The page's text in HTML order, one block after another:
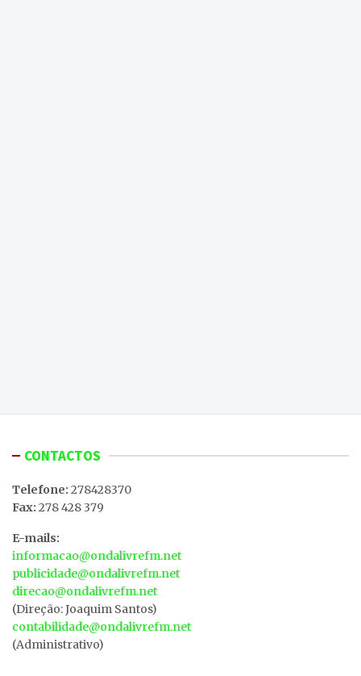
CONTACTOS
Telefone: 278428370
Fax: 278 428 379
E-mails:
informacao@ondalivrefm.net
publicidade@ondalivrefm.net
direcao@ondalivrefm.net
(Direção: Joaquim Santos)
contabilidade@ondalivrefm.net
(Administrativo)